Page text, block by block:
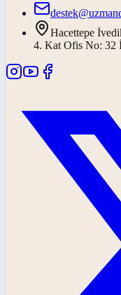
Hacettepe
4. Kat Ofis No: